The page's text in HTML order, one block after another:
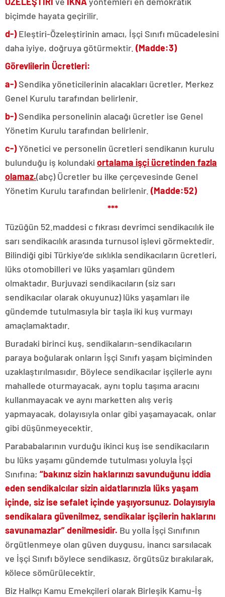
biçimde hayata geçirilir.
d-)Eleştiri-Özeleştirinin amacı, İşçi Sınıfı mücadelesini
daha iyiye, doğruya götürmektir. (Madde:3)
Görevlilerin Ücretleri:
a-)Sendika yöneticilerinin alacakları ücretler, Merkez
Genel Kurulu tarafından belirlenir.
b-)Sendika personelinin alacağı ücretler ise Genel
Yönetim Kurulu tarafından belirlenir.
c-)Yönetici ve personelin ücretleri sendikanın kurulu
bulunduğu iş kolundaki ortalama işçi ücretinden fazla
olamaz.(abç) Ücretler bu ilke çerçevesinde Genel
Yönetim Kurulu tarafından belirlenir. (Madde:52)
***
Tüzüğün 52.maddesi c fıkrası devrimci sendikacılık ile
sarı sendikacılık arasında turnusol işlevi görmektedir.
Bilindiği gibi Türkiye’de sıklıkla sendikacıların ücretleri,
lüks otomobilleri ve lüks yaşamları gündem
olmaktadır. Burjuvazi sendikacıların (siz sarı
sendikacılar olarak okuyunuz) lüks yaşamları ile
gündemde tutulmasıyla bir taşla iki kuş vurmayı
amaçlamaktadır.
Buradaki birinci kuş, sendikaların-sendikacıların
paraya boğularak onların İşçi Sınıfı yaşam biçiminden
uzaklaştırılmasıdır. Böylece sendikacılar işçilerle aynı
mahallede oturmayacak, aynı toplu taşıma aracını
kullanmayacak ve aynı marketten alış veriş
yapmayacak, dolayısıyla onlar gibi yaşamayacak, onlar
gibi düşünmeyecektir.
Parababalarının vurduğu ikinci kuş ise sendikacıların
bu lüks yaşamı gündemde tutulması yoluyla İşçi
Sınıfına; “bakınız sizin haklarınızı savunduğunu iddia
eden sendikalcılar sizin aidatlarınızla lüks yaşam
içinde, siz ise sefalet içinde yaşıyorsunuz. Dolayısıyla
sendikalara güvenilmez, sendikalar işçilerin haklarını
savunamazlar” denilmesidir. Bu yolla İşçi Sınıfının
örgütlenmeye olan güven duygusu, inancı sarsılacak
ve İşçi Sınıfı böylece sendikasız, örgütsüz bırakılarak,
kölece sömürülecektir.
Biz Halkçı Kamu Emekçileri olarak Birleşik Kamu-İş